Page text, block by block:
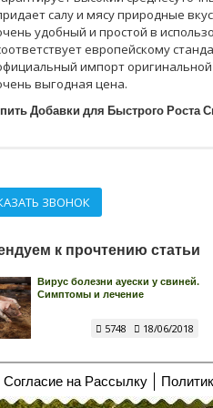
салу и мясу природные
удобный и простой в
европейскому
импорт
выгодная цена.
Добавки для Быстрого Роста
ЗВОНОК
к прочтению статьи
Вирус болезни ауески у свиней.
Симптомы и лечение
5748 18/06/2018
Согласие на Рассылку